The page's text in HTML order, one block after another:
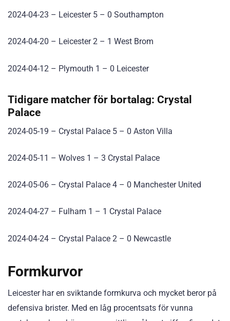
2024-04-23 – Leicester 5 – 0 Southampton
2024-04-20 – Leicester 2 – 1 West Brom
2024-04-12 – Plymouth 1 – 0 Leicester
Tidigare matcher för bortalag: Crystal
Palace
2024-05-19 – Crystal Palace 5 – 0 Aston Villa
2024-05-11 – Wolves 1 – 3 Crystal Palace
2024-05-06 – Crystal Palace 4 – 0 Manchester United
2024-04-27 – Fulham 1 – 1 Crystal Palace
2024-04-24 – Crystal Palace 2 – 0 Newcastle
Formkurvor
Leicester har en sviktande formkurva och mycket beror på
defensiva brister. Med en låg procentsats för vunna